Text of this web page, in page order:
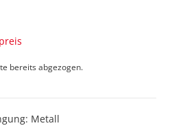
bereits abgezogen.
Metall